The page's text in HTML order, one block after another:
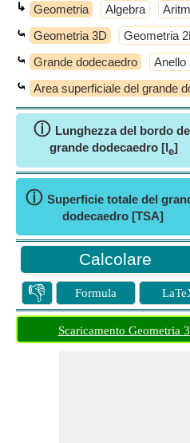
↳ Geometria Algebra
⤿ Geometria 3D Geometria
⤿ Grande dodecaedro Anello
⤿ Area superficiale del grande
ⓘ Lunghezza del bordo
grande dodecaedro [le]
ⓘ Superficie totale del
dodecaedro [TSA]
👎 Formula
Scaricamento Geometria